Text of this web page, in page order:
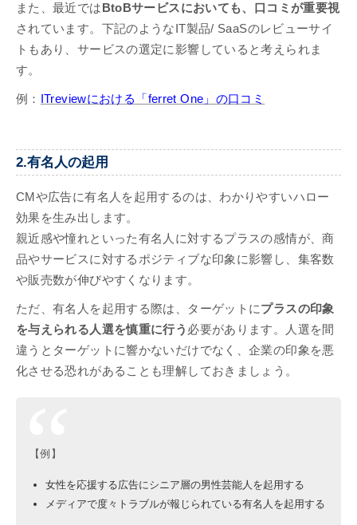
また、最近では BtoBサービスにおいても、口コミが重要視
されています。下記のようなIT製品/ SaaSのレビューサイ
トもあり、サービスの選定に影響していると考えられま
す。
例： ITreviewにおける「ferret One」の口コミ
2.有名人の起用
CMや広告に有名人を起用するのは、わかりやすいハロー
効果を生み出します。
親近感や憧れといった有名人に対するプラスの感情が、商
品やサービスに対するポジティブな印象に影響し、集客数
や販売数が伸びやすくなります。
ただ、有名人を起用する際は、ターゲットにプラスの印象
を与えられる人選を慎重に行う 必要があります。人選を間
違うとターゲットに響かないだけでなく、企業の印象を悪
化させる恐れがあることも理解しておきましょう。
【例】
女性を応援する広告にシニア層の男性芸能人を起用する
メディアで度々トラブルが報じられている有名人を起用する